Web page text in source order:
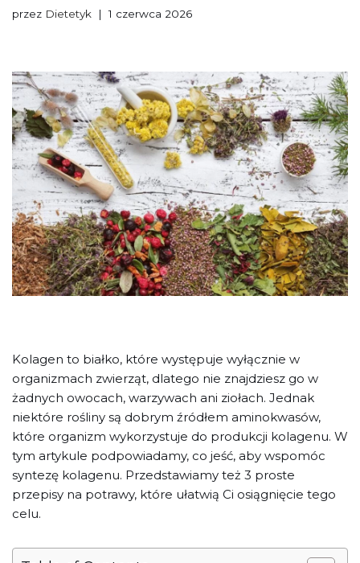
przez Dietetyk 1 czerwca 2026
Kolagen to białko, które występuje wyłącznie w
organizmach zwierząt, dlatego nie znajdziesz go w
żadnych owocach, warzywach ani ziołach. Jednak
niektóre rośliny są dobrym źródłem aminokwasów,
które organizm wykorzystuje do produkcji kolagenu. W
tym artykule podpowiadamy, co jeść, aby wspomóc
syntezę kolagenu. Przedstawiamy też 3 proste
przepisy na potrawy, które ułatwią Ci osiągnięcie tego
celu.